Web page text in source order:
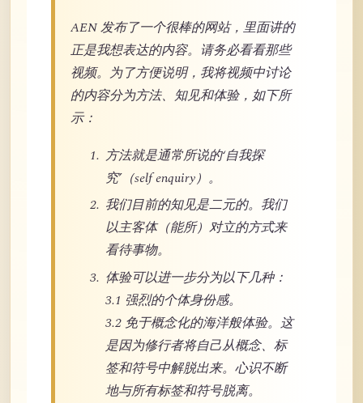
AEN 发布了一个很棒的网站，里面讲的
正是我想表达的内容。请务必看看那些
视频。为了方便说明，我将视频中讨论
的内容分为方法、知见和体验，如下所
示：
方法就是通常所说的‘自我探
究’（self enquiry）。
我们目前的知见是二元的。我们
以主客体（能所）对立的方式来
看待事物。
体验可以进一步分为以下几种：
3.1 强烈的个体身份感。
3.2 免于概念化的海洋般体验。这
是因为修行者将自己从概念、标
签和符号中解脱出来。心识不断
地与所有标签和符号脱离。